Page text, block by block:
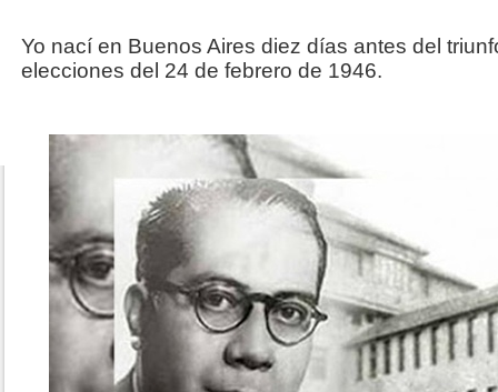
Yo nací en Buenos Aires diez días antes del
elecciones del 24 de febrero de 1946.